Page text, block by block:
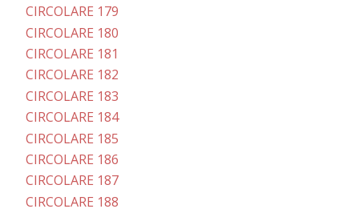
CIRCOLARE 179
CIRCOLARE 180
CIRCOLARE 181
CIRCOLARE 182
CIRCOLARE 183
CIRCOLARE 184
CIRCOLARE 185
CIRCOLARE 186
CIRCOLARE 187
CIRCOLARE 188